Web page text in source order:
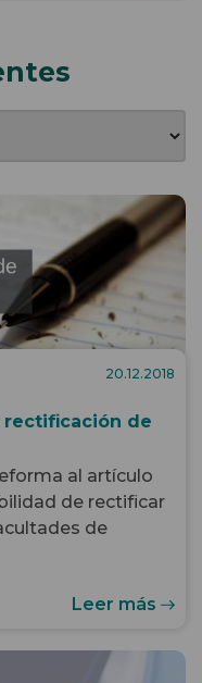
20.12.2018
rectificación de
al artículo
de rectificar
de
Leer más